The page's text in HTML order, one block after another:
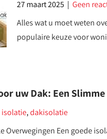
27 maart 2025 |Geen
Alles wat u moet weten
populaire keuze voor
uw Dak: Een
isolatie,dakisolatie
Overwegingen Een goede